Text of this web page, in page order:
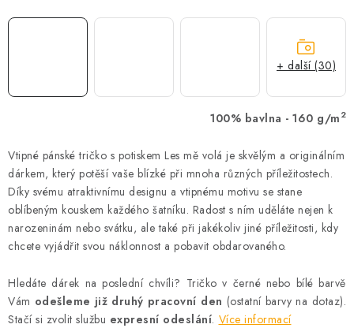
100% bavlna - 160 g/m 2
Vtipné pánské tričko s potiskem Les mě volá je skvělým a originálním
dárkem, který potěší vaše blízké při mnoha různých příležitostech.
Díky svému atraktivnímu designu a vtipnému motivu se stane
oblíbeným kouskem každého šatníku. Radost s ním uděláte nejen k
narozeninám nebo svátku, ale také při jakékoliv jiné příležitosti, kdy
chcete vyjádřit svou náklonnost a pobavit obdarovaného.
Hledáte dárek na poslední chvíli? Tričko v černé nebo bílé barvě
Vám odešleme již druhý pracovní den (ostatní barvy na dotaz).
Stačí si zvolit službu expresní odeslání. Více informací
+ další (30)